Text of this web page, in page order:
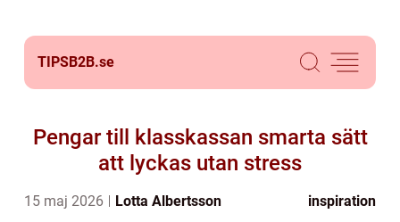
TIPSB2B.se
Pengar till klasskassan smarta sätt
att lyckas utan stress
15 maj 2026 Lotta Albertsson inspiration